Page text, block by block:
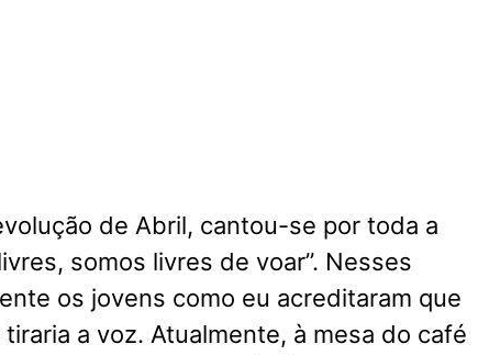
de Abril, cantou-se por toda a
somos livres de voar”. Nesses
os jovens como eu acreditaram que
a voz. Atualmente, à mesa do café